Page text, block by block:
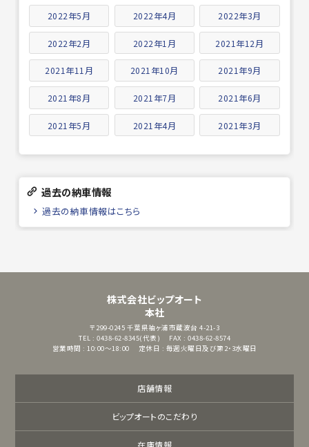
2022年5月 2022年4月 2022年3月
2022年2月 2022年1月 2021年12月
2021年11月 2021年10月 2021年9月
2021年8月 2021年7月 2021年6月
2021年5月 2021年4月 2021年3月
過去の納車情報
過去の納車情報はこちら
株式会社ビップオート
本社
〒299-0245 千葉県袖ヶ浦市蔵波台 4-21-3
TEL : 0438-62-8345(代表)
FAX : 0438-62-8574
営業時間 : 10:00～18:00
定休日 : 毎週火曜日及び第2・3水曜日
店舗情報
ビップオートのこだわり
在庫情報